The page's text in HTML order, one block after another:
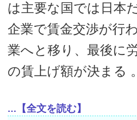
は主要な国では日本
企業で賃金交渉が行
業へと移り、最後に
の賃上げ額が決まる 。
...【全文を読む】